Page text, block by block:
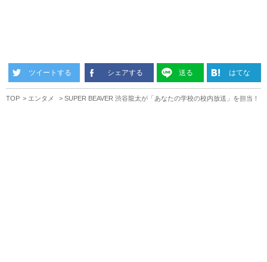
ツイートする シェアする 送る はてな
TOP エンタメ SUPER BEAVER 渋谷龍太が「あなたの学校の校内放送」を担当！